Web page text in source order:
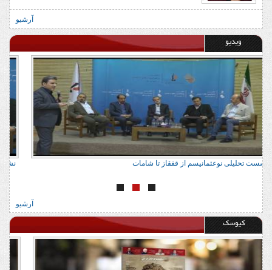
آرشیو
ویدیو
نشست تحلیلی نوعثمانیسم از قفقاز تا شامات
آرشیو
کیوسک